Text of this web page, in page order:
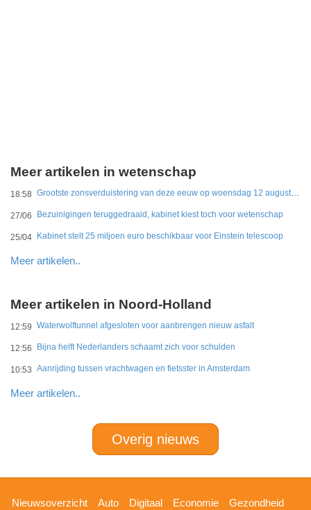
Meer artikelen in wetenschap
18:58 Grootste zonsverduistering van deze eeuw op woensdag 12 augustus te zien
27/06 Bezuinigingen teruggedraaid, kabinet kiest toch voor wetenschap
25/04 Kabinet stelt 25 miljoen euro beschikbaar voor Einstein telescoop
Meer artikelen..
Meer artikelen in Noord-Holland
12:59 Waterwolftunnel afgesloten voor aanbrengen nieuw asfalt
12:56 Bijna helft Nederlanders schaamt zich voor schulden
10:53 Aanrijding tussen vrachtwagen en fietsster in Amsterdam
Meer artikelen..
Overig nieuws
Hoofdnavigatie
Nieuwsoverzicht Auto Digitaal Economie Gezondheid